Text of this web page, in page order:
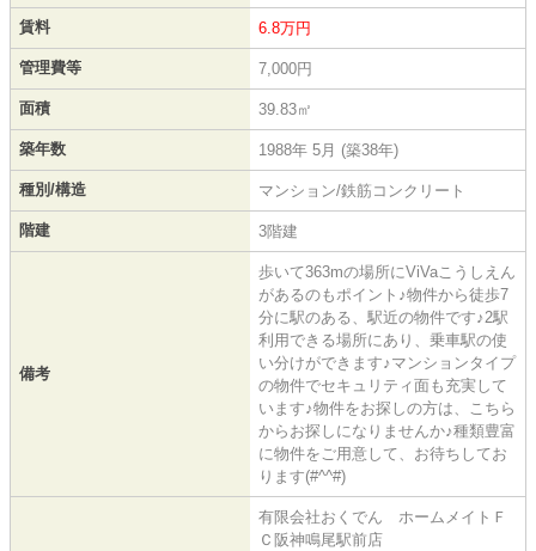
賃料 6.8万円
管理費等 7,000円
面積 39.83㎡
築年数 1988年 5月 (築38年)
種別/構造 マンション/鉄筋コンクリート
階建 3階建
備考
歩いて363mの場所にViVaこうしえん
があるのもポイント♪物件から徒歩7
分に駅のある、駅近の物件です♪2駅
利用できる場所にあり、乗車駅の使
い分けができます♪マンションタイプ
の物件でセキュリティ面も充実して
います♪物件をお探しの方は、こちら
からお探しになりませんか♪種類豊富
に物件をご用意して、お待ちしてお
ります(#^^#)
有限会社おくでん ホームメイトＦ
Ｃ阪神鳴尾駅前店